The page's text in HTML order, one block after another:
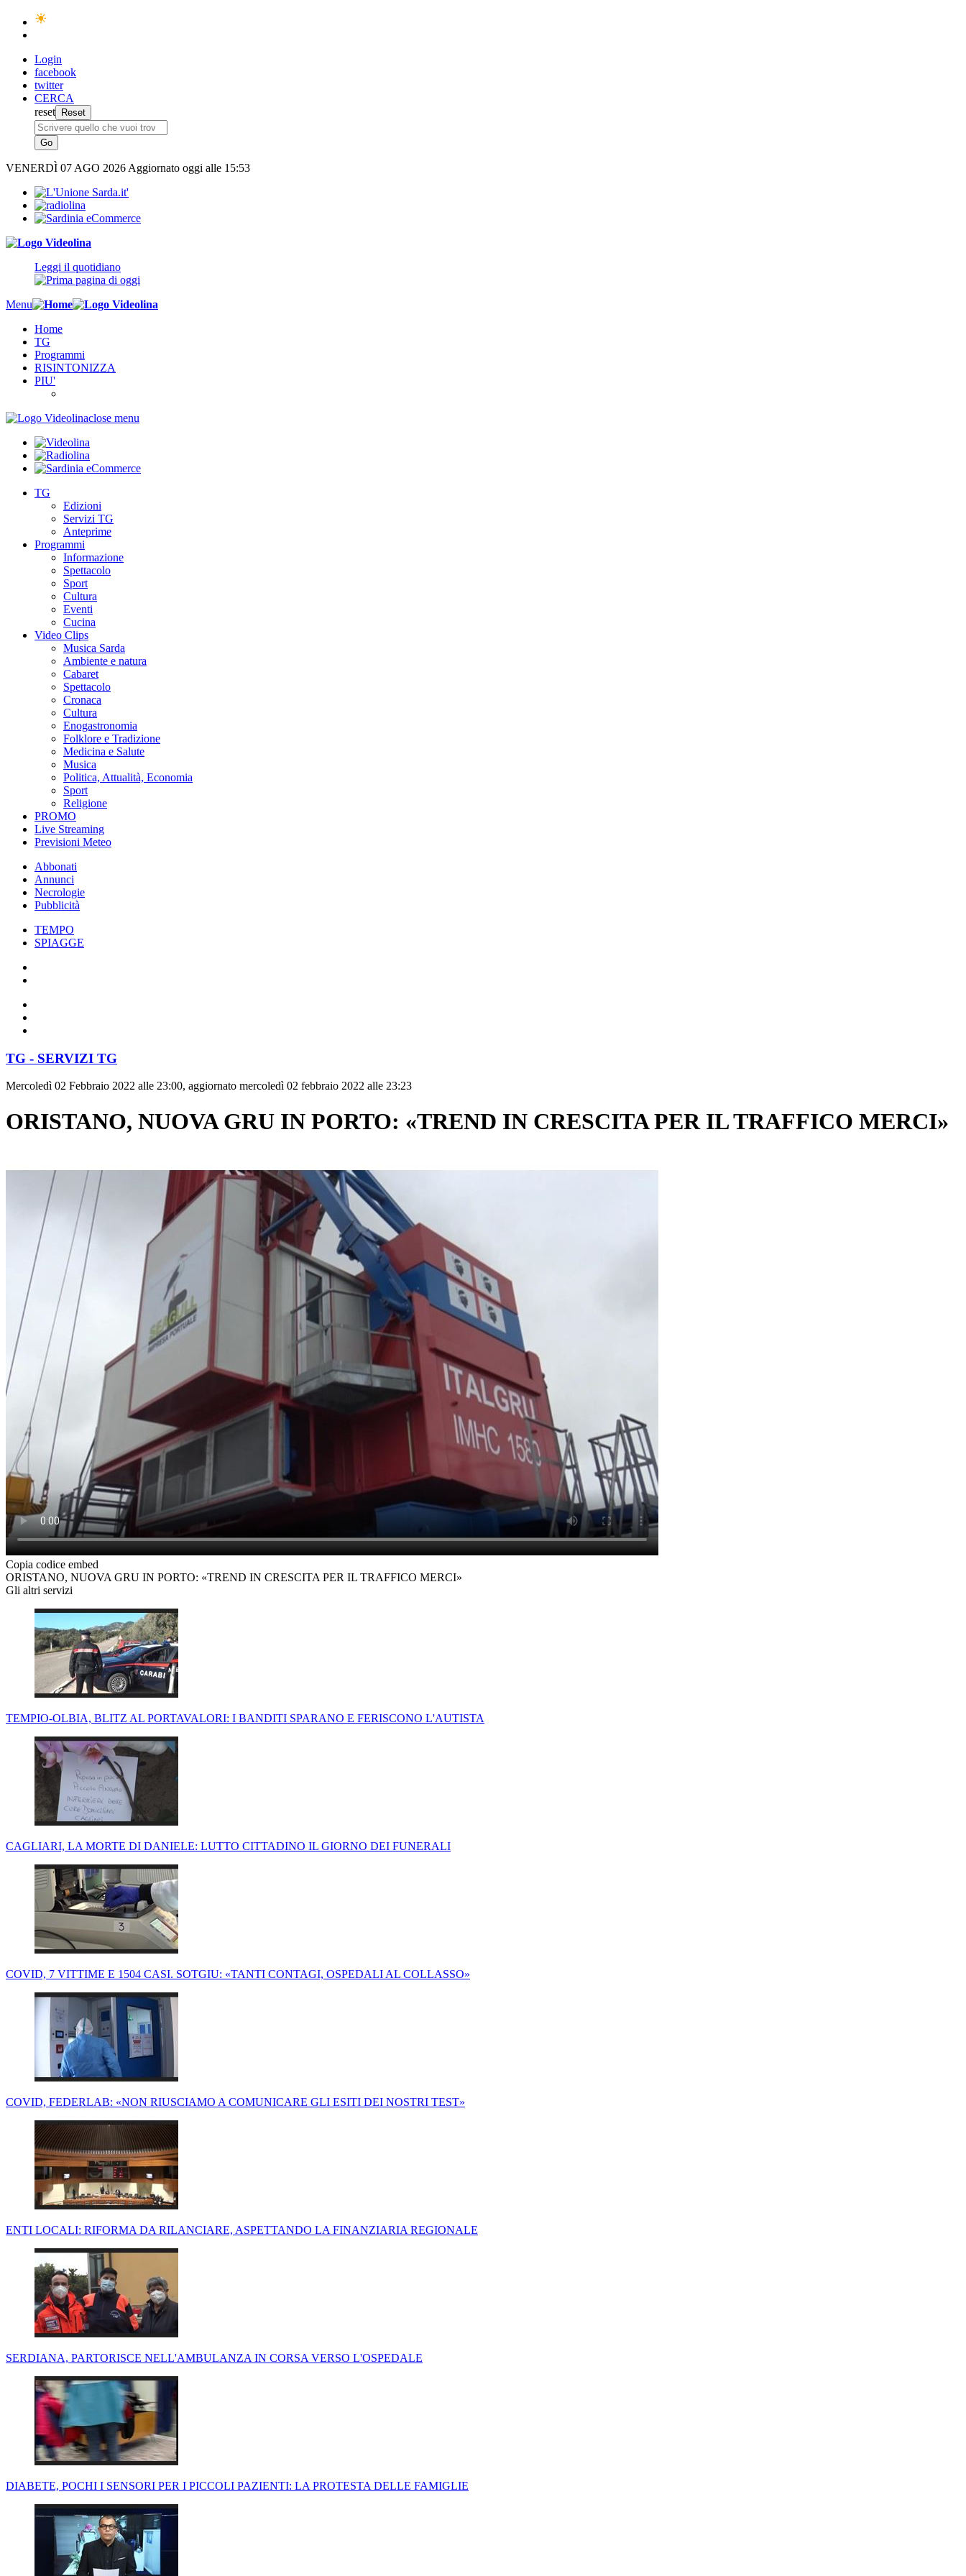
Login
facebook
twitter
CERCA
reset
VENERDÌ 07 AGO 2026 Aggiornato oggi alle 15:53
Leggi il quotidiano
Menu
Home
TG
Programmi
RISINTONIZZA
PIU'
close menu
TG
Edizioni
Servizi TG
Anteprime
Programmi
Informazione
Spettacolo
Sport
Cultura
Eventi
Cucina
Video Clips
Musica Sarda
Ambiente e natura
Cabaret
Spettacolo
Cronaca
Cultura
Enogastronomia
Folklore e Tradizione
Medicina e Salute
Musica
Politica, Attualità, Economia
Sport
Religione
PROMO
Live Streaming
Previsioni Meteo
Abbonati
Annunci
Necrologie
Pubblicità
TEMPO
SPIAGGE
TG - SERVIZI TG
Mercoledì 02 Febbraio 2022 alle 23:00, aggiornato mercoledì 02 febbraio 2022 alle 23:23
ORISTANO, NUOVA GRU IN PORTO: «TREND IN CRESCITA PER IL TRAFFICO MERCI»
Copia codice embed
ORISTANO, NUOVA GRU IN PORTO: «TREND IN CRESCITA PER IL TRAFFICO MERCI»
Gli altri servizi
TEMPIO-OLBIA, BLITZ AL PORTAVALORI: I BANDITI SPARANO E FERISCONO L'AUTISTA
CAGLIARI, LA MORTE DI DANIELE: LUTTO CITTADINO IL GIORNO DEI FUNERALI
COVID, 7 VITTIME E 1504 CASI. SOTGIU: «TANTI CONTAGI, OSPEDALI AL COLLASSO»
COVID, FEDERLAB: «NON RIUSCIAMO A COMUNICARE GLI ESITI DEI NOSTRI TEST»
ENTI LOCALI: RIFORMA DA RILANCIARE, ASPETTANDO LA FINANZIARIA REGIONALE
SERDIANA, PARTORISCE NELL'AMBULANZA IN CORSA VERSO L'OSPEDALE
DIABETE, POCHI I SENSORI PER I PICCOLI PAZIENTI: LA PROTESTA DELLE FAMIGLIE